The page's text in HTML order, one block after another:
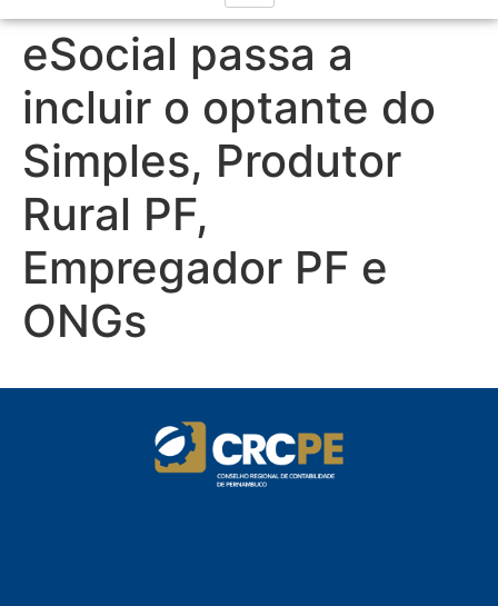
eSocial passa a
incluir o optante do
Simples, Produtor
Rural PF,
Empregador PF e
ONGs